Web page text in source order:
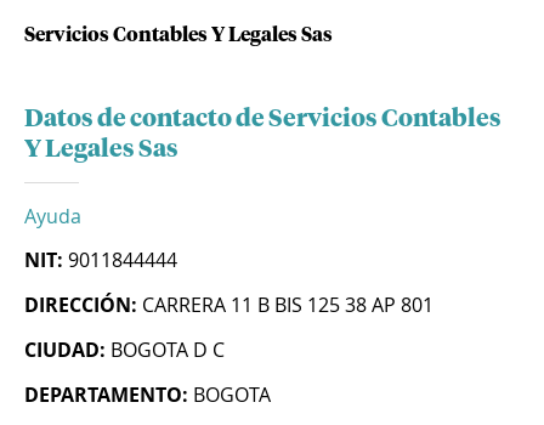
Servicios Contables Y Legales Sas
Datos de contacto de Servicios Contables
Y Legales Sas
Ayuda
NIT: 9011844444
DIRECCIÓN: CARRERA 11 B BIS 125 38 AP 801
CIUDAD: BOGOTA D C
DEPARTAMENTO: BOGOTA